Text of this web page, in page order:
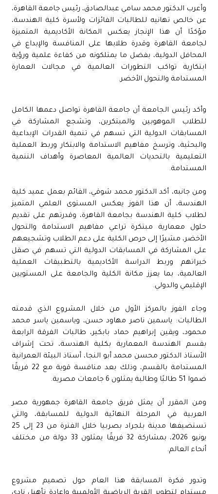
وأعرب الدكتور محمد سامي عبدالصادق، رئيس جامعة القاهرة،
عن خالص تهانيه للطالبات الفائزات ولأسرة كلية الهندسة،
مؤكدًا أن هذا الإنجاز يعكس المكانة الأكاديمية المتميزة
لجامعة القاهرة وقدرة طلابها على المنافسة والإبداع في
المحافل الدولية، بفضل ما يمتلكونه من كفاءة علمية ورؤية
ابتكارية تواكب التطورات العالمية في مجالات العمارة
المستدامة والتحول الأخضر.
وأكد رئيس الجامعة أن جامعة القاهرة تواصل دعمها الكامل
للطلاب الموهوبين والمبتكرين، وتشجع المشاركة في
المسابقات الدولية التي تسهم في تنمية القدرات الإبداعية
والبحثية، وترسخ مفاهيم الاستدامة والابتكار وربط العملية
التعليمية بالتحديات العالمية المعاصرة وأهداف التنمية
المستدامة.
ومن جانبه، أكد الدكتور محمد شوقي، القائم بعمل عميد كلية
الهندسة، أن هذا الفوز يعكس المستوى العلمي المتميز
لطلاب كلية الهندسة بجامعة القاهرة، وقدرتهم على تقديم
حلول معمارية مبتكرة تراعي مفاهيم الاستدامة والتحول
الأخضر، مشيرًا إلى حرص الكلية على دعم الطلاب وتشجيعهم
على المشاركة في المسابقات الدولية التي تسهم في صقل
خبراتهم وربط الدراسة الأكاديمية بالتطبيقات العملية
العالمية، بما يعزز مكانة الكلية والجامعة على المستويين
الإقليمي والدولي.
وجاء الفوز بالمركز الأول من خلال المشروع الذي قدمته
الطالبات: ياسمين ناصر مهاود حسن، وياسمين ياسر محمد
محمود، ويقين إبراهيم حماد بابكير، طالبات الفرقة الرابعة
بقسم الهندسة المعمارية بكلية الهندسة، تحت إشراف
الأستاذ الدكتور محسن محمد أبو النجا، أستاذ البيئة العمرانية
المستدامة بالقسم، وذلك بعد منافسة قوية مع 22 فريقًا
ضموا 51 طالبًا وطالبة يمثلون 6 جامعات مصرية.
ومن المقرر أن يمثل فريق جامعة القاهرة جمهورية مصر
العربية في المرحلة النهائية الدولية للمسابقة، والتي
تستضيفها مدينة بلجراد بصربيا خلال الفترة من 23 إلى 25
يونيو 2026، بمشاركة 32 فريقًا يمثلون 33 دولة من مختلف
أنحاء العالم.
وتدور فكرة المسابقة هذا العام حول تصميم مشروع